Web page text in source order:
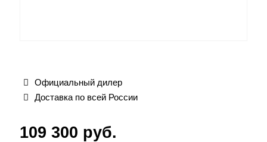
Официальный дилер
Доставка по всей России
109 300 руб.